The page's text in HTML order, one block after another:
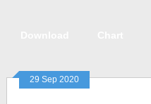
29 Sep 2020